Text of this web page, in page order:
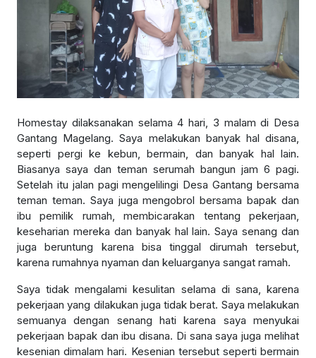
Homestay dilaksanakan selama 4 hari, 3 malam di Desa
Gantang Magelang. Saya melakukan banyak hal disana,
seperti pergi ke kebun, bermain, dan banyak hal lain.
Biasanya saya dan teman serumah bangun jam 6 pagi.
Setelah itu jalan pagi mengelilingi Desa Gantang bersama
teman teman. Saya juga mengobrol bersama bapak dan
ibu pemilik rumah, membicarakan tentang pekerjaan,
keseharian mereka dan banyak hal lain. Saya senang dan
juga beruntung karena bisa tinggal dirumah tersebut,
karena rumahnya nyaman dan keluarganya sangat ramah.
Saya tidak mengalami kesulitan selama di sana, karena
pekerjaan yang dilakukan juga tidak berat. Saya melakukan
semuanya dengan senang hati karena saya menyukai
pekerjaan bapak dan ibu disana. Di sana saya juga melihat
kesenian dimalam hari. Kesenian tersebut seperti bermain